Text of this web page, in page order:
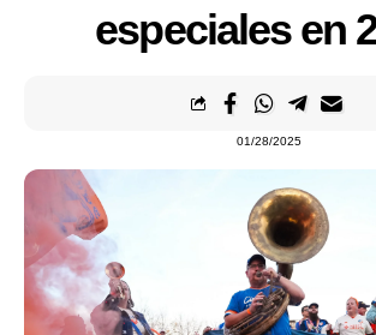
especiales en
01/28/2025